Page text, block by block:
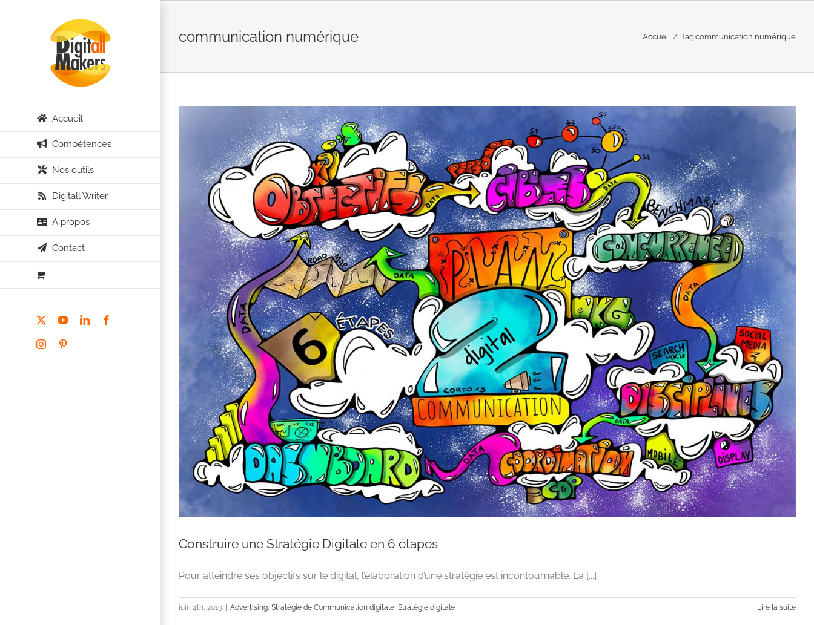
Accueil
Compétences
Nos outils
Digitall Writer
A propos
Contact
YouTubeLinkedIn
Instagram
communication numérique Accueil Tag:communication numérique
Construire une Stratégie Digitale en 6 étapes
Pour atteindre ses objectifs sur le digital, l’élaboration d’une stratégie est incontournable. La [...]
juin 4th, 2019 Advertising, Stratégie de Communication digitale, Stratégie digitale Lire la suite